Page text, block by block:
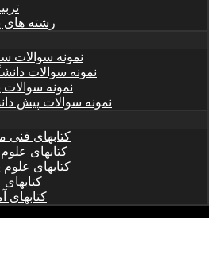
رشته
نمونه سوالات
نمونه سوالات
نمونه سوالات
نمونه سوالات پیش
کتابهای فنی
کتابهای
کتابهای
کتابهای